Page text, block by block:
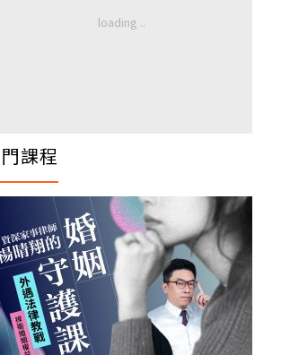
課程